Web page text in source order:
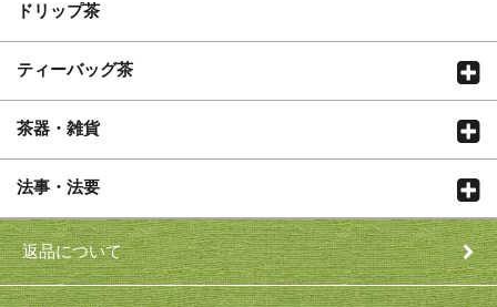
ドリップ茶
ティーバッグ茶
茶器・雑貨
法事・法要
返品について